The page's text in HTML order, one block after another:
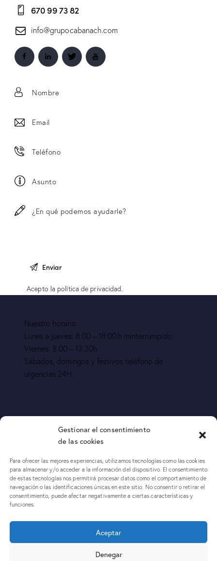
Gestionar el consentimiento
de las cookies
Para ofrecer las mejores experiencias, utilizamos tecnologías como las cookies
para almacenar y/o acceder a la información del dispositivo. El consentimiento
de estas tecnologías nos permitirá procesar datos como el comportamiento de
navegación o las identificaciones únicas en este sitio. No consentir o retirar el
consentimiento, puede afectar negativamente a ciertas características y
funciones.
Aceptar
Denegar
670 99 73 82
info@grupocabanach.com
Acepto la política de privacidad.
Nuestro horario
Lunes a jueves: 8:00 – 18:00.h ininterrumpido
Viernes: 8:00 – 13:30h
Sábados, domingos y festivos teléfono de
urgencias 24H.
Otros horarios a convenir mediante cita
Urgencia 24h:
649 855 272
Cliente Misterioso Mallorca–Detective Baja Laboral–
Detective Laboral
abogados–Detectives privados Ibiza
Detectives privados Infidelidades–